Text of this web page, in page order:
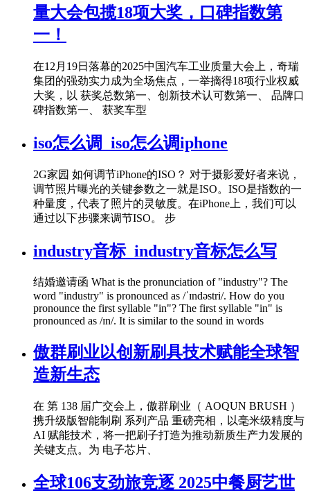
量大会包揽18项大奖，口碑指数第
一！
在12月19日落幕的2025中国汽车工业质量大会上，奇瑞
集团的强劲实力成为全场焦点，一举摘得18项行业权威
大奖，以 获奖总数第一、创新技术认可数第一、 品牌口
碑指数第一、 获奖车型
iso怎么调_iso怎么调iphone
2G家园 如何调节iPhone的ISO？ 对于摄影爱好者来说，
调节照片曝光的关键参数之一就是ISO。ISO是指数的一
种量度，代表了照片的灵敏度。在iPhone上，我们可以
通过以下步骤来调节ISO。 步
industry音标_industry音标怎么写
结婚邀请函 What is the pronunciation of "industry"? The
word "industry" is pronounced as /ˈɪndəstri/. How do you
pronounce the first syllable "in"? The first syllable "in" is
pronounced as /ɪn/. It is similar to the sound in words
傲群刷业以创新刷具技术赋能全球智
造新生态
在 第 138 届广交会上，傲群刷业（ AOQUN BRUSH ）
携升级版智能制刷 系列产品 重磅亮相，以毫米级精度与
AI 赋能技术，将一把刷子打造为推动新质生产力发展的
关键支点。为 电子芯片、
全球106支劲旅竞逐 2025中餐厨艺世